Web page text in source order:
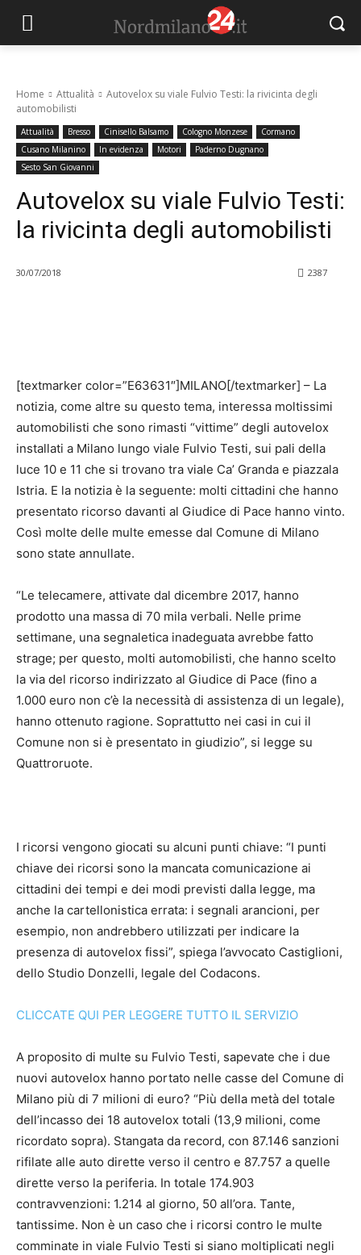
Home Attualità
Autovelox su viale Fulvio Testi: la rivicinta degli
automobilisti
Attualità Bresso Cinisello Balsamo Cologno Monzese
Cormano
Cusano Milanino
In evidenza Motori
Paderno Dugnano
Sesto San Giovanni
Autovelox su viale Fulvio Testi:
la rivicinta degli automobilisti
30/07/2018 2387
[textmarker color=”E63631″]MILANO[/textmarker] – La
notizia, come altre su questo tema, interessa moltissimi
automobilisti che sono rimasti “vittime” degli autovelox
installati a Milano lungo viale Fulvio Testi, sui pali della
luce 10 e 11 che si trovano tra viale Ca’ Granda e piazzala
Istria. E la notizia è la seguente: molti cittadini che hanno
presentato ricorso davanti al Giudice di Pace hanno vinto.
Così molte delle multe emesse dal Comune di Milano
sono state annullate.
“Le telecamere, attivate dal dicembre 2017, hanno
prodotto una massa di 70 mila verbali. Nelle prime
settimane, una segnaletica inadeguata avrebbe fatto
strage; per questo, molti automobilisti, che hanno scelto
la via del ricorso indirizzato al Giudice di Pace (fino a
1.000 euro non c’è la necessità di assistenza di un legale),
hanno ottenuto ragione. Soprattutto nei casi in cui il
Comune non si è presentato in giudizio”, si legge su
Quattroruote.
I ricorsi vengono giocati su alcuni punti chiave: “I punti
chiave dei ricorsi sono la mancata comunicazione ai
cittadini dei tempi e dei modi previsti dalla legge, ma
anche la cartellonistica errata: i segnali arancioni, per
esempio, non andrebbero utilizzati per indicare la
presenza di autovelox fissi”, spiega l’avvocato Castiglioni,
dello Studio Donzelli, legale del Codacons.
CLICCATE QUI PER LEGGERE TUTTO IL SERVIZIO
A proposito di multe su Fulvio Testi, sapevate che i due
nuovi autovelox hanno portato nelle casse del Comune di
Milano più di 7 milioni di euro? “Più della metà del totale
dell’incasso dei 18 autovelox totali (13,9 milioni, come
ricordato sopra). Stangata da record, con 87.146 sanzioni
rifilate alle auto dirette verso il centro e 87.757 a quelle
dirette verso la periferia. In totale 174.903
contravvenzioni: 1.214 al giorno, 50 all’ora. Tante,
tantissime. Non è un caso che i ricorsi contro le multe
comminate in viale Fulvio Testi si siano moltiplicati negli